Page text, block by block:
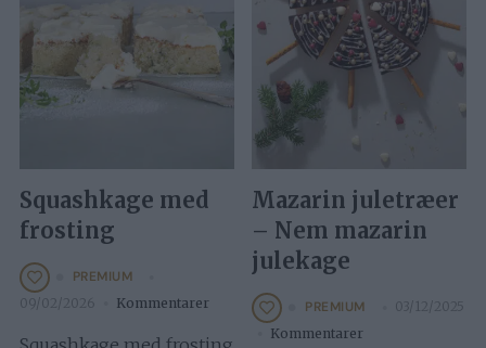
Squashkage med
frosting
PREMIUM
09/02/2026 Kommentarer
Mazarin juletræer
– Nem mazarin
julekage
PREMIUM
03/12/2025
Kommentarer